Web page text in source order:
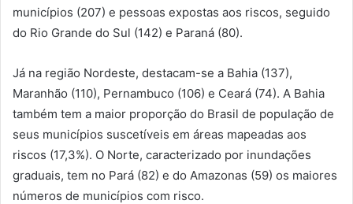
municípios (207) e pessoas expostas aos riscos, seguido
do Rio Grande do Sul (142) e Paraná (80).
Já na região Nordeste, destacam-se a Bahia (137),
Maranhão (110), Pernambuco (106) e Ceará (74). A Bahia
também tem a maior proporção do Brasil de população de
seus municípios suscetíveis em áreas mapeadas aos
riscos (17,3%). O Norte, caracterizado por inundações
graduais, tem no Pará (82) e do Amazonas (59) os maiores
números de municípios com risco.